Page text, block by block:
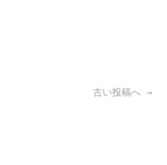
古い投稿へ →